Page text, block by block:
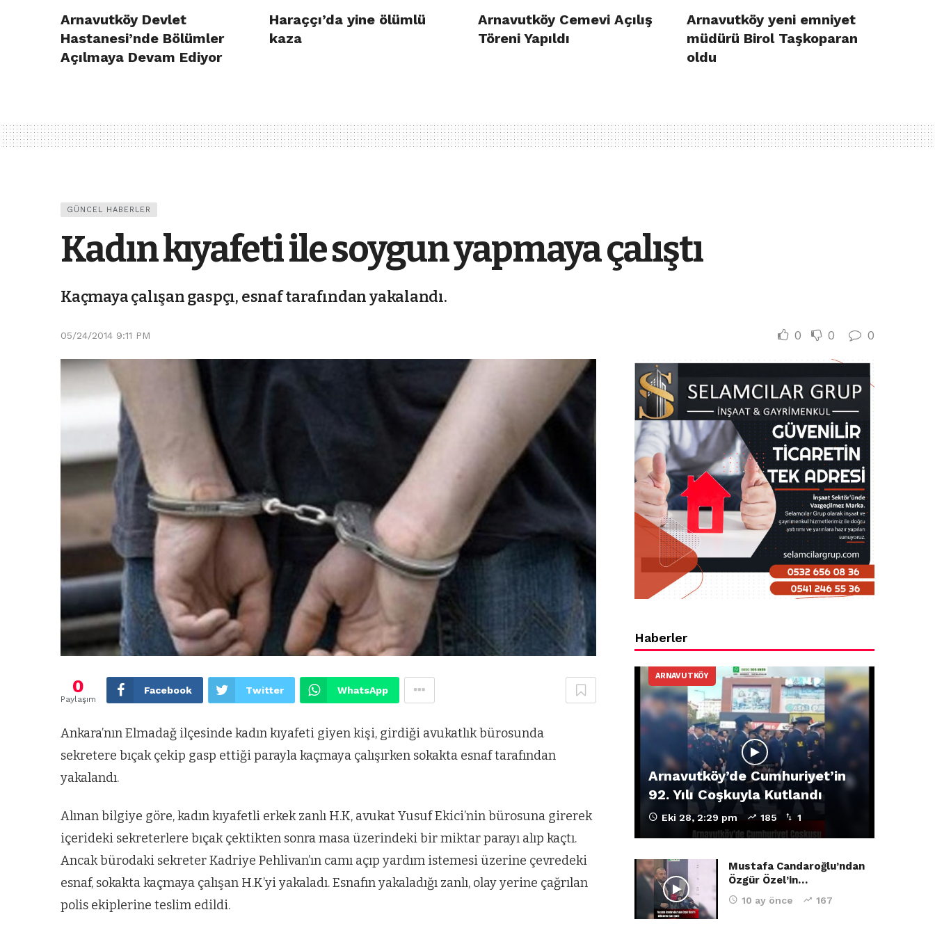
Arnavutköy Devlet
Hastanesi’nde Bölümler
Açılmaya Devam Ediyor
Haraççı’da yine ölümlü
kaza
Arnavutköy Cemevi Açılış
Töreni Yapıldı
Arnavutköy yeni emniyet
müdürü Birol Taşkoparan
oldu
GÜNCEL HABERLER
Kadın kıyafeti ile soygun yapmaya çalıştı
Kaçmaya çalışan gaspçı, esnaf tarafından yakalandı.
05/24/2014 9:11 PM 0 0 0
0
Paylaşım
Facebook Twitter WhatsApp
Ankara’nın Elmadağ ilçesinde kadın kıyafeti giyen kişi, girdiği avukatlık bürosunda
sekretere bıçak çekip gasp ettiği parayla kaçmaya çalışırken sokakta esnaf tarafından
yakalandı.
Alınan bilgiye göre, kadın kıyafetli erkek zanlı H.K, avukat Yusuf Ekici’nin bürosuna girerek
içerideki sekreterlere bıçak çektikten sonra masa üzerindeki bir miktar parayı alıp kaçtı.
Ancak bürodaki sekreter Kadriye Pehlivan’ın camı açıp yardım istemesi üzerine çevredeki
esnaf, sokakta kaçmaya çalışan H.K’yi yakaladı. Esnafın yakaladığı zanlı, olay yerine çağrılan
polis ekiplerine teslim edildi.
Haberler
ARNAVUTKÖY
Arnavutköy’de Cumhuriyet’in
92. Yılı Coşkuyla Kutlandı
Eki 28, 2:29 pm 185 1
Mustafa Candaroğlu’ndan
Özgür Özel’in…
10 ay önce 167